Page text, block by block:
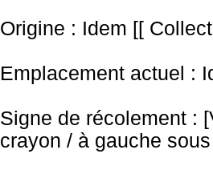
Origine : Idem [[
Emplacement actuel :
Signe de récolement :
crayon / à gauche